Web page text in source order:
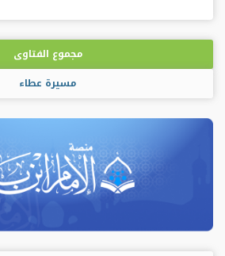
مجموع الفتاوى
مسيرة عطاء